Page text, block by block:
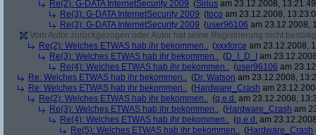
Re(2): G-DATA InternetSecurity 2009 (Sirius am 23.12.2008,
Re(3): G-DATA InternetSecurity 2009 (toco am 23.12.2008,
Re(3): G-DATA InternetSecurity 2009 (user96106 am 23.12.2008,
Vom Autor zurückgezogen oder Autor hat seine Registrierung nicht
Re(2): Welches ETWAS hab ihr bekommen.. (xxxforce am 23.12.2008,
Re(3): Welches ETWAS hab ihr bekommen.. (D_I_D_I
am
Re(4): Welches ETWAS hab ihr bekommen.. (user96106 am
Re: Welches ETWAS hab ihr bekommen.. (Dr. Watson am 23.12.2008,
Re: Welches ETWAS hab ihr bekommen.. (Hardware_Crash am
Re(2): Welches ETWAS hab ihr bekommen.. (q.e.d. am 23.12.2008,
Re(3): Welches ETWAS hab ihr bekommen.. (Hardware_Crash am
Re(4): Welches ETWAS hab ihr bekommen.. (q.e.d. am
Re(5): Welches ETWAS hab ihr bekommen.. (Hardware_Crash